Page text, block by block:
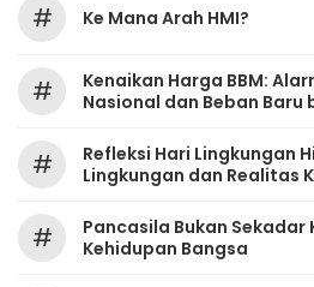
# Ke Mana Arah HMI?
#
Kenaikan Harga BBM:
Nasional dan Beban Baru
#
Refleksi Hari Lingkungan
Lingkungan dan Realitas
#
Pancasila Bukan
Kehidupan Bangsa